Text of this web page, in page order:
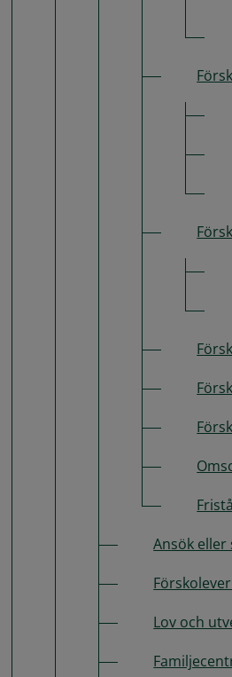
Ansök
Lov och